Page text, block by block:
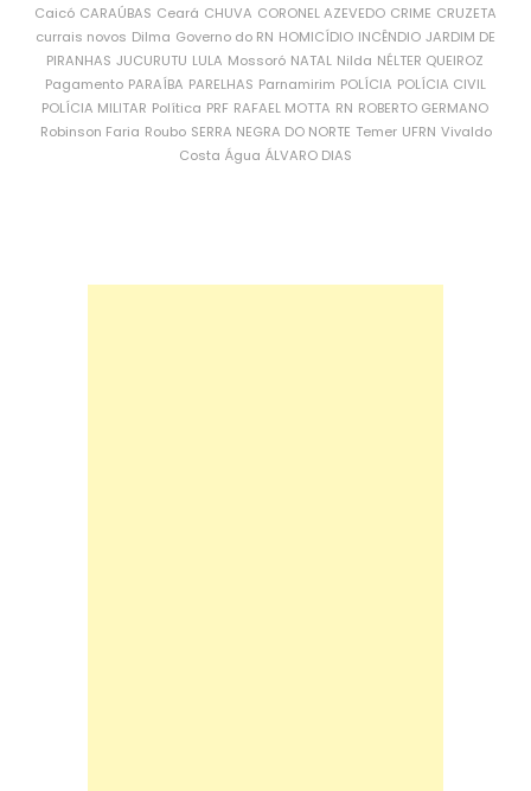
Caicó CARAÚBAS Ceará CHUVA CORONEL AZEVEDO CRIME CRUZETA
currais novos Dilma Governo do RN HOMICÍDIO INCÊNDIO JARDIM DE
PIRANHAS JUCURUTU LULA Mossoró NATAL Nilda NÉLTER QUEIROZ
Pagamento PARAÍBA PARELHAS Parnamirim POLÍCIA POLÍCIA CIVIL
POLÍCIA MILITAR Política PRF RAFAEL MOTTA RN ROBERTO GERMANO
Robinson Faria Roubo SERRA NEGRA DO NORTE Temer UFRN Vivaldo
Costa Água ÁLVARO DIAS